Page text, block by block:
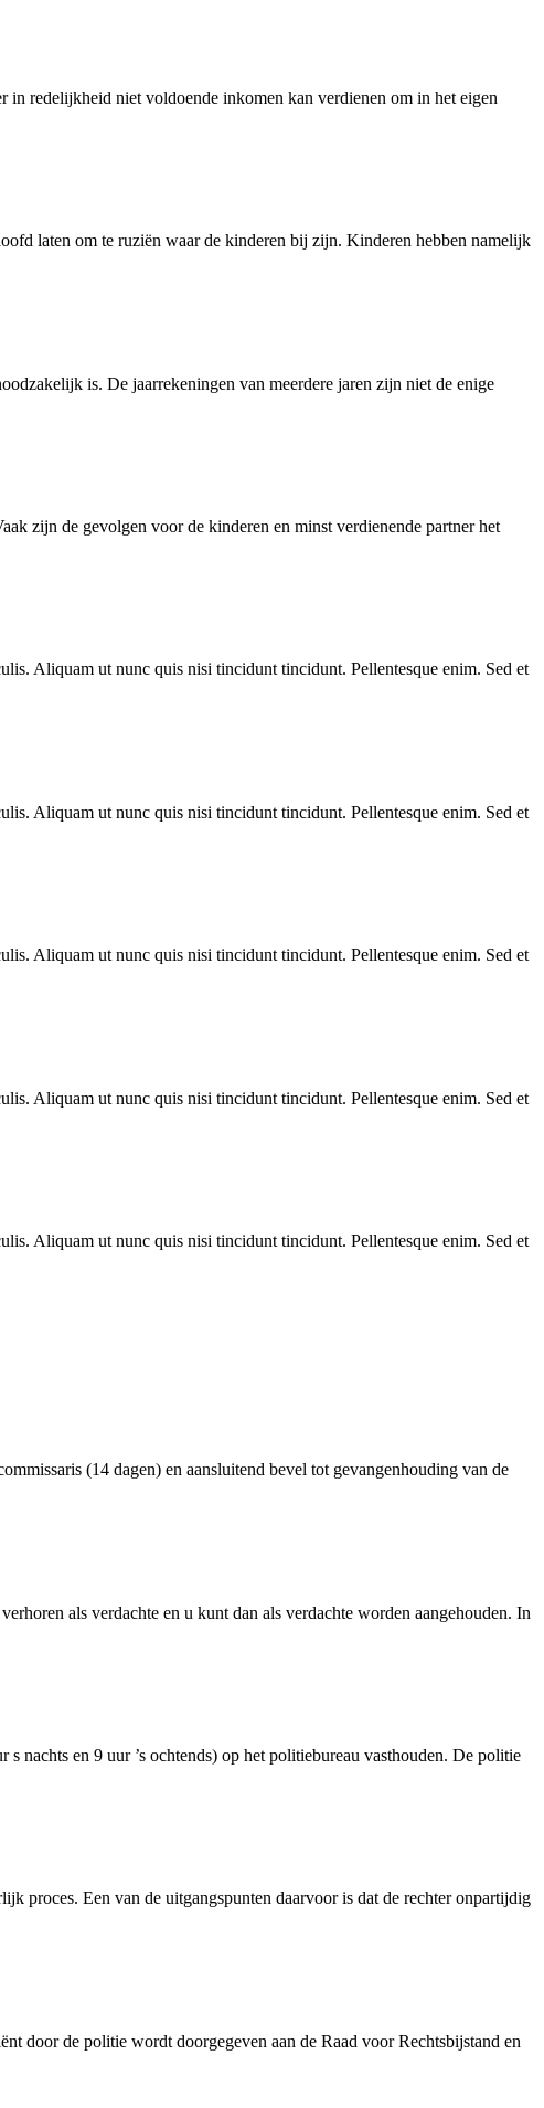
in redelijkheid niet voldoende inkomen kan verdienen om in het eigen
laten om te ruziën waar de kinderen bij zijn. Kinderen hebben namelijk
is. De jaarrekeningen van meerdere jaren zijn niet de enige
zijn de gevolgen voor de kinderen en minst verdienende partner het
Aliquam ut nunc quis nisi tincidunt tincidunt. Pellentesque enim. Sed et
Aliquam ut nunc quis nisi tincidunt tincidunt. Pellentesque enim. Sed et
Aliquam ut nunc quis nisi tincidunt tincidunt. Pellentesque enim. Sed et
Aliquam ut nunc quis nisi tincidunt tincidunt. Pellentesque enim. Sed et
Aliquam ut nunc quis nisi tincidunt tincidunt. Pellentesque enim. Sed et
(14 dagen) en aansluitend bevel tot gevangenhouding van de
als verdachte en u kunt dan als verdachte worden aangehouden. In
nachts en 9 uur ’s ochtends) op het politiebureau vasthouden. De politie
proces. Een van de uitgangspunten daarvoor is dat de rechter onpartijdig
door de politie wordt doorgegeven aan de Raad voor Rechtsbijstand en